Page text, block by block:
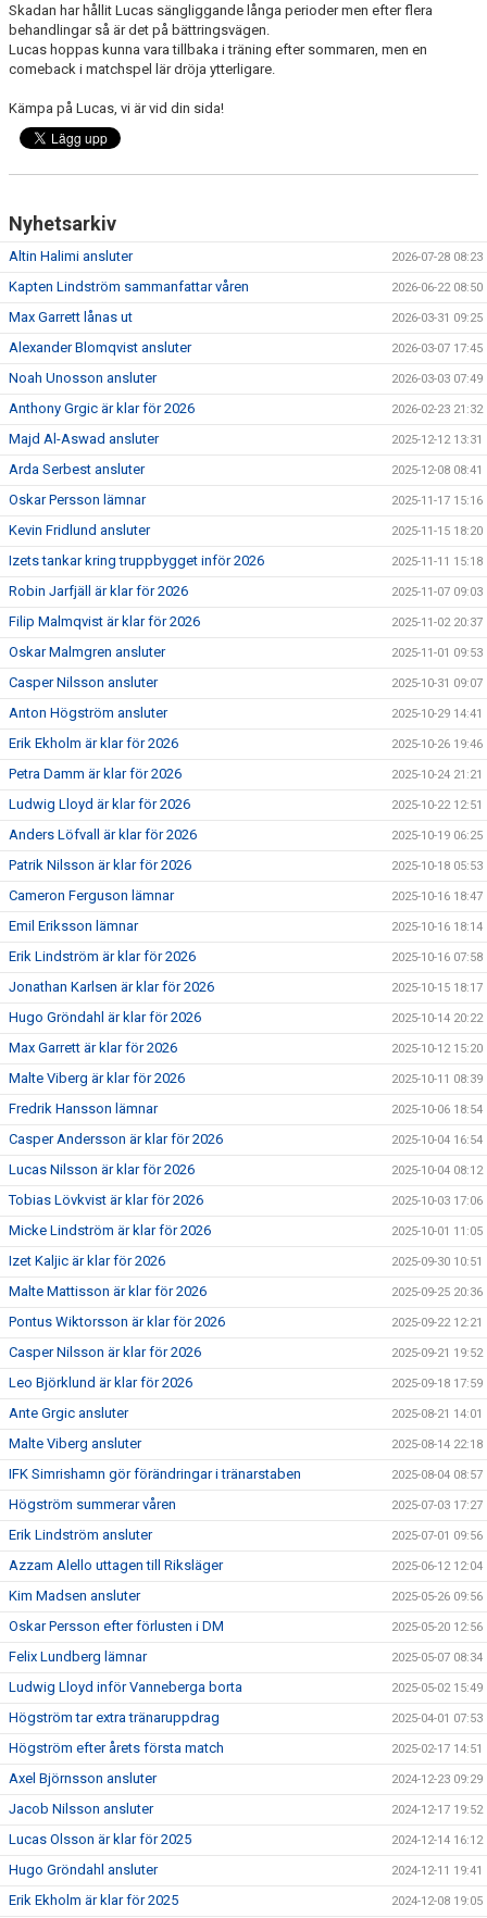
Skadan har hållit Lucas sängliggande långa perioder men efter flera
behandlingar så är det på bättringsvägen.
Lucas hoppas kunna vara tillbaka i träning efter sommaren, men en
comeback i matchspel lär dröja ytterligare.
Kämpa på Lucas, vi är vid din sida!
Nyhetsarkiv
Altin Halimi ansluter 2026-07-28 08:23
Kapten Lindström sammanfattar våren 2026-06-22 08:50
Max Garrett lånas ut 2026-03-31 09:25
Alexander Blomqvist ansluter 2026-03-07 17:45
Noah Unosson ansluter 2026-03-03 07:49
Anthony Grgic är klar för 2026 2026-02-23 21:32
Majd Al-Aswad ansluter 2025-12-12 13:31
Arda Serbest ansluter 2025-12-08 08:41
Oskar Persson lämnar 2025-11-17 15:16
Kevin Fridlund ansluter 2025-11-15 18:20
Izets tankar kring truppbygget inför 2026 2025-11-11 15:18
Robin Jarfjäll är klar för 2026 2025-11-07 09:03
Filip Malmqvist är klar för 2026 2025-11-02 20:37
Oskar Malmgren ansluter 2025-11-01 09:53
Casper Nilsson ansluter 2025-10-31 09:07
Anton Högström ansluter 2025-10-29 14:41
Erik Ekholm är klar för 2026 2025-10-26 19:46
Petra Damm är klar för 2026 2025-10-24 21:21
Ludwig Lloyd är klar för 2026 2025-10-22 12:51
Anders Löfvall är klar för 2026 2025-10-19 06:25
Patrik Nilsson är klar för 2026 2025-10-18 05:53
Cameron Ferguson lämnar 2025-10-16 18:47
Emil Eriksson lämnar 2025-10-16 18:14
Erik Lindström är klar för 2026 2025-10-16 07:58
Jonathan Karlsen är klar för 2026 2025-10-15 18:17
Hugo Gröndahl är klar för 2026 2025-10-14 20:22
Max Garrett är klar för 2026 2025-10-12 15:20
Malte Viberg är klar för 2026 2025-10-11 08:39
Fredrik Hansson lämnar 2025-10-06 18:54
Casper Andersson är klar för 2026 2025-10-04 16:54
Lucas Nilsson är klar för 2026 2025-10-04 08:12
Tobias Lövkvist är klar för 2026 2025-10-03 17:06
Micke Lindström är klar för 2026 2025-10-01 11:05
Izet Kaljic är klar för 2026 2025-09-30 10:51
Malte Mattisson är klar för 2026 2025-09-25 20:36
Pontus Wiktorsson är klar för 2026 2025-09-22 12:21
Casper Nilsson är klar för 2026 2025-09-21 19:52
Leo Björklund är klar för 2026 2025-09-18 17:59
Ante Grgic ansluter 2025-08-21 14:01
Malte Viberg ansluter 2025-08-14 22:18
IFK Simrishamn gör förändringar i tränarstaben 2025-08-04 08:57
Högström summerar våren 2025-07-03 17:27
Erik Lindström ansluter 2025-07-01 09:56
Azzam Alello uttagen till Riksläger 2025-06-12 12:04
Kim Madsen ansluter 2025-05-26 09:56
Oskar Persson efter förlusten i DM 2025-05-20 12:56
Felix Lundberg lämnar 2025-05-07 08:34
Ludwig Lloyd inför Vanneberga borta 2025-05-02 15:49
Högström tar extra tränaruppdrag 2025-04-01 07:53
Högström efter årets första match 2025-02-17 14:51
Axel Björnsson ansluter 2024-12-23 09:29
Jacob Nilsson ansluter 2024-12-17 19:52
Lucas Olsson är klar för 2025 2024-12-14 16:12
Hugo Gröndahl ansluter 2024-12-11 19:41
Erik Ekholm är klar för 2025 2024-12-08 19:05